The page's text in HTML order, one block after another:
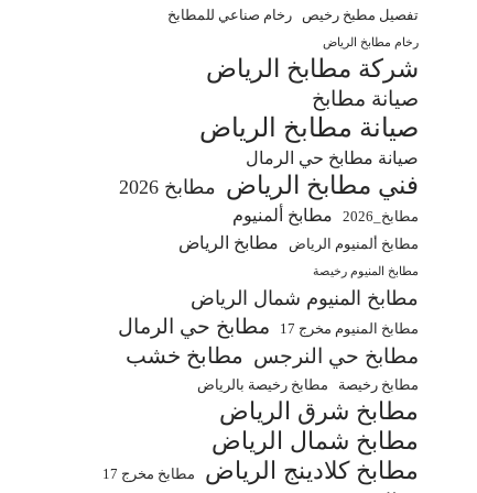
تفصيل مطبخ رخيص رخام صناعي للمطابخ
رخام مطابخ الرياض
شركة مطابخ الرياض
صيانة مطابخ
صيانة مطابخ الرياض
صيانة مطابخ حي الرمال
فني مطابخ الرياض مطابخ 2026
مطابخ_2026 مطابخ ألمنيوم
مطابخ ألمنيوم الرياض مطابخ الرياض
مطابخ المنيوم رخيصة
مطابخ المنيوم شمال الرياض
مطابخ المنيوم مخرج 17
مطابخ حي الرمال
مطابخ حي النرجس مطابخ خشب
مطابخ رخيصة مطابخ رخيصة بالرياض
مطابخ شرق الرياض
مطابخ شمال الرياض
مطابخ كلادينج الرياض
مطابخ مخرج 17